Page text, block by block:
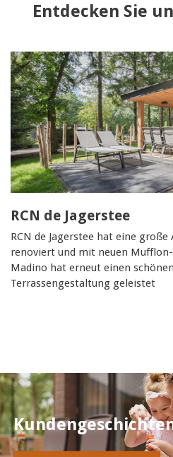
Entdecken Sie
RCN de Jagerstee
RCN de Jagerstee hat eine
renoviert und mit neuen
Madino hat erneut einen
Terrassengestaltung geleistet